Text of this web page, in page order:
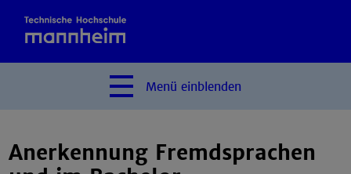
Menü einblenden
Anerkennung Fremdsprachen